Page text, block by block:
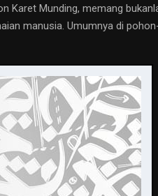
Karet Munding, memang
manusia. Umumnya di